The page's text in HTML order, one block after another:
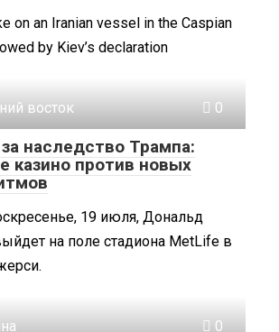
on an Iranian vessel in the Caspian
by Kiev’s declaration
восток 0
наследство Трампа:
казино против новых
19 июля, Дональд
на поле стадиона MetLife в
0